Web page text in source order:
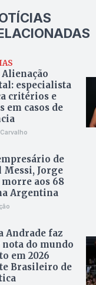
Alienação
especialista
critérios e
em casos de
de
Messi, Jorge
aos 68
Argentina
Andrade faz
do mundo
em 2026
Brasileiro de